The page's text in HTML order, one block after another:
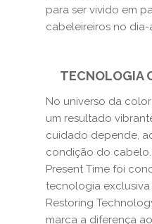
para ser vivido em
cabeleireiros no dia-
TECNOLOGIA
No universo da
um resultado
cuidado depende,
condição do
Present Time foi
tecnologia exclusiva
Restoring
marca a diferença